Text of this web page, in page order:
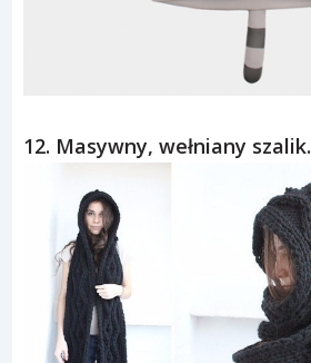
12. Masywny, wełniany szalik.